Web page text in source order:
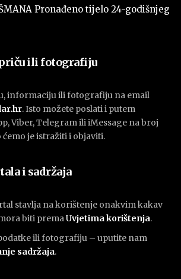
Pronađeno tijelo 24-godišnjeg
ili fotografiju
informaciju ili fotografiju na email
. Isto možete poslati i putem
Viber, Telegram ili iMessage na broj
ćemo je istražiti i objaviti.
i sadržaja
stavlja na korištenje onakvim kakav
biti premaUvjetima korištenja.
ili fotografiju – uputite nam
sadržaja.